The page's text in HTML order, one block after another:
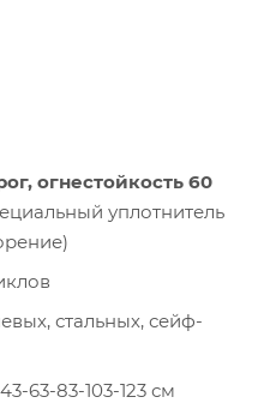
огнестойкость 60
уплотнитель
стальных, сейф-
63-83-103-123 см